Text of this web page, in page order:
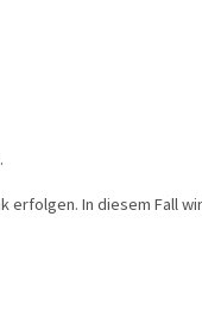
erfolgen. In diesem Fall